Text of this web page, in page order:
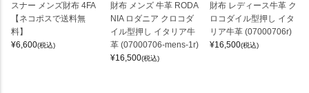
スナー メンズ財布 4FA
【ネコポスで送料無
料】
¥6,600(税込)
財布 メンズ 牛革 RODA
NIA ロダニア クロコダ
イル型押し イタリア牛
革 (07000706-mens-1r)
¥16,500(税込)
財布 レディース牛革 ク
ロコダイル型押し イタ
リア牛革 (07000706r)
¥16,500(税込)